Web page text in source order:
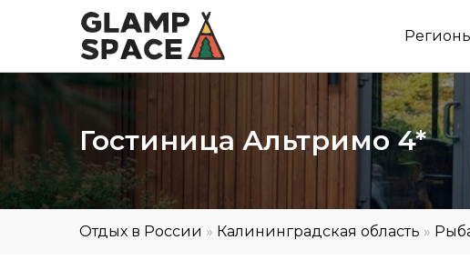
Гостиница Альтримо 4*
Отдых в России » Калининградская область »